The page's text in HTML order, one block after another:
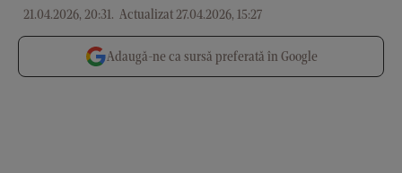
21.04.2026, 20:31. Actualizat 27.04.2026, 15:27
Adaugă-ne ca sursă preferată în Google